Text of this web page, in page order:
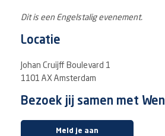
Dit is een Engelstalig evenement.
Locatie
Johan Cruijff Boulevard 1
1101 AX Amsterdam
Bezoek jij samen met
Meld je aan